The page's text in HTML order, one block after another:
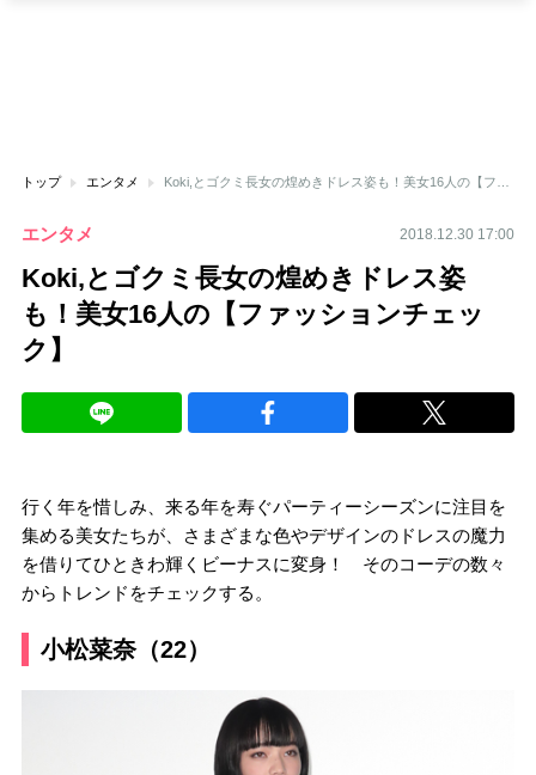
トップ エンタメ
エンタメ 2018.12.30 17:00
Koki,とゴクミ長女の煌めきドレス姿
も！美女16人の【ファッションチェッ
ク】
行く年を惜しみ、来る年を寿ぐパーティーシーズンに注目を
集める美女たちが、さまざまな色やデザインのドレスの魔力
を借りてひときわ輝くビーナスに変身！ そのコーデの数々
からトレンドをチェックする。
小松菜奈（22）